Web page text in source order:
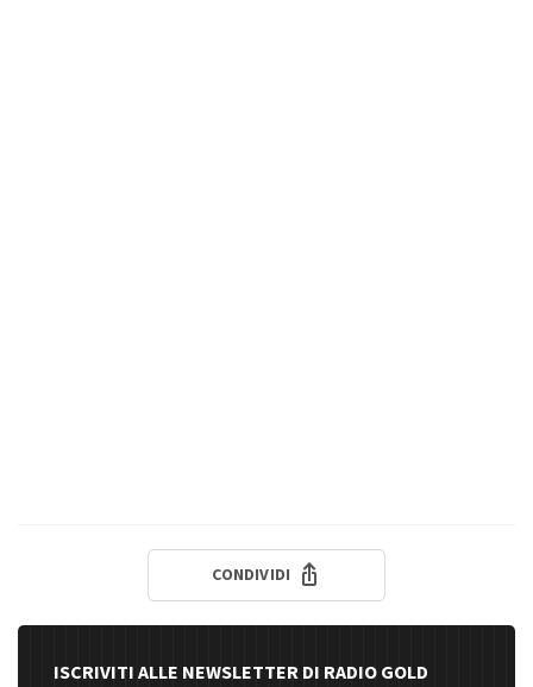
CONDIVIDI
ISCRIVITI ALLE NEWSLETTER DI RADIO GOLD